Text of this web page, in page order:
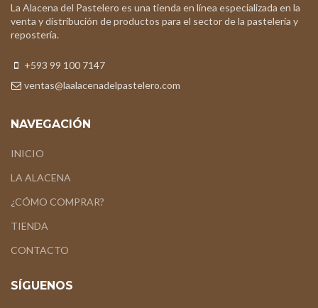
La Alacena del Pastelero es una tienda en línea especializada en la
venta y distribución de productos para el sector de la pastelería y
repostería.
+593 99 100 7147
ventas@laalacenadelpastelero.com
NAVEGACIÓN
INICIO
LA ALACENA
¿CÓMO COMPRAR?
TIENDA
CONTACTO
SÍGUENOS